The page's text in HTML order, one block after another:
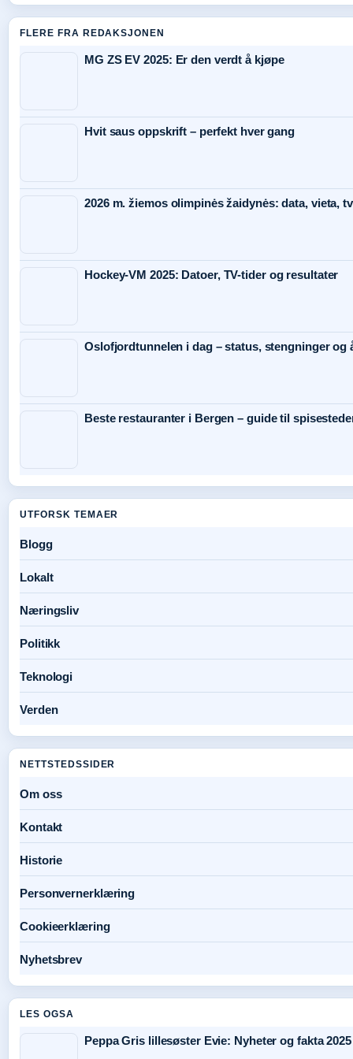
FLERE FRA REDAKSJONEN
MG ZS EV 2025: Er den verdt å kjøpe
Hvit saus oppskrift – perfekt hver gang
2026 m. žiemos olimpinės žaidynės: data, vieta,
Hockey-VM 2025: Datoer, TV-tider og resultater
Oslofjordtunnelen i dag – status, stengninger og
Beste restauranter i Bergen – guide til
UTFORSK TEMAER
Blogg
Lokalt
Næringsliv
Politikk
Teknologi
Verden
NETTSTEDSSIDER
Om oss
Kontakt
Historie
Personvernerklæring
Cookieerklæring
Nyhetsbrev
LES OGSA
Peppa Gris lillesøster Evie: Nyheter og fakta 2025